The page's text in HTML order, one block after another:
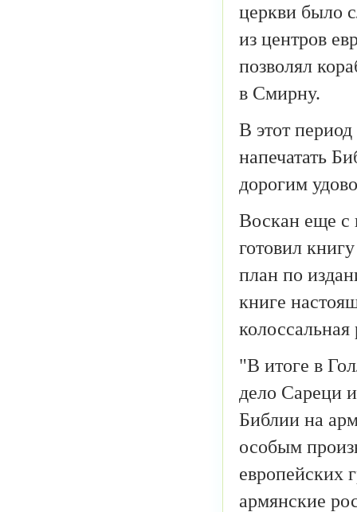
церкви было
из центров
позволял
в Смирну.
В этот
напечатать
дорогим
Воскан еще с
готовил
план по
книге
колоссальная
"В итоге в
дело Сареци
Библии на
особым
европейских
армянские